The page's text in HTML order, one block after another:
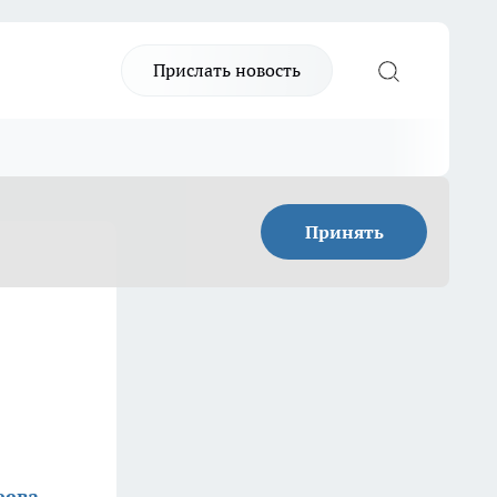
Прислать новость
Принять